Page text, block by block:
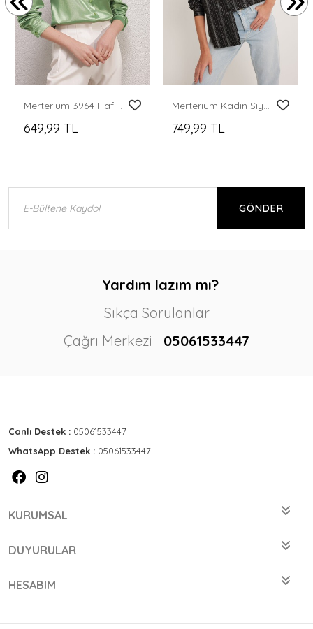
Merterium 3964 Hafif Dökümlü Saten Gömlek - Y.Yeşil
649,99 TL
Merterium Kadın Siyah Çizgili Varak Desenli Gömlek 20253
749,99 TL
GÖNDER
Yardım lazım mı?
Sıkça Sorulanlar
Çağrı Merkezi
05061533447
Canlı Destek : 05061533447
WhatsApp Destek : 05061533447
KURUMSAL
DUYURULAR
HESABIM